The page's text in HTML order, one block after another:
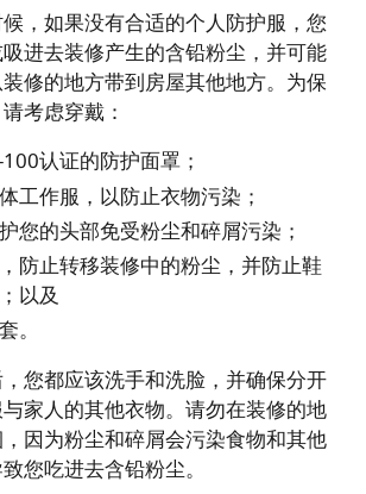
，如果没有合适的个人防护服，您
进去装修产生的含铅粉尘，并可能
修的地方带到房屋其他地方。为保
考虑穿戴：
认证的防护面罩；
工作服，以防止衣物污染；
您的头部免受粉尘和碎屑污染；
防止转移装修中的粉尘，并防止鞋
以及
您都应该洗手和洗脸，并确保分开
家人的其他衣物。请勿在装修的地
因为粉尘和碎屑会污染食物和其他
您吃进去含铅粉尘。